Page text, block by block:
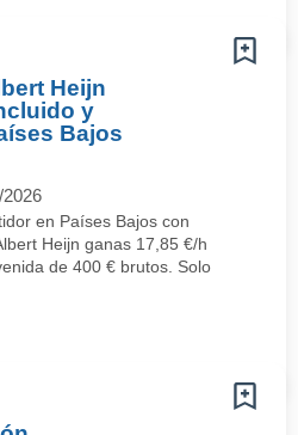
Heijn
y
Bajos
en Países Bajos con
Heijn ganas 17,85 €/h
de 400 € brutos. Solo